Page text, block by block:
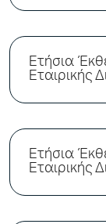
Ετήσια
Εταιρικής
Ετήσια
Εταιρικής